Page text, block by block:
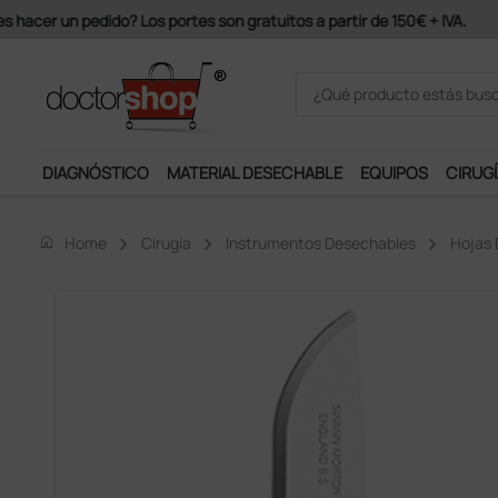
Únete al programa Ds Plus y
DIAGNÓSTICO MATERIAL DESECHABLE EQUIPOS
home Home Cirugía Instrumentos Desechables Hojas